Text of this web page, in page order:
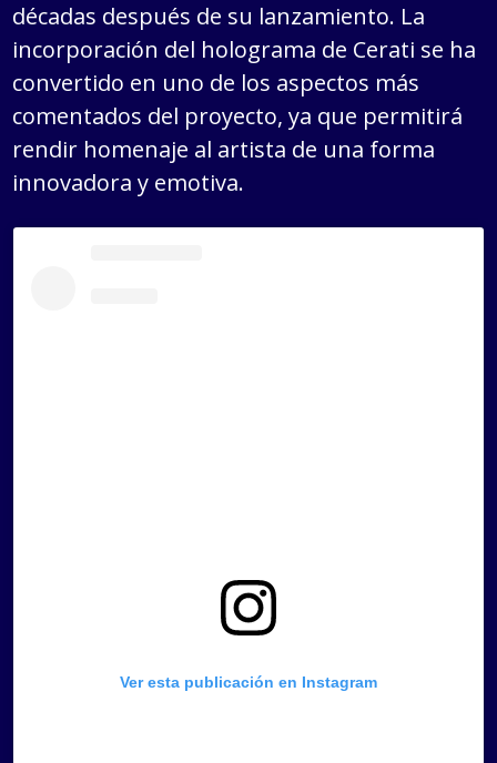
décadas después de su lanzamiento. La
incorporación del holograma de Cerati se ha
convertido en uno de los aspectos más
comentados del proyecto, ya que permitirá
rendir homenaje al artista de una forma
innovadora y emotiva.
Ver esta publicación en Instagram